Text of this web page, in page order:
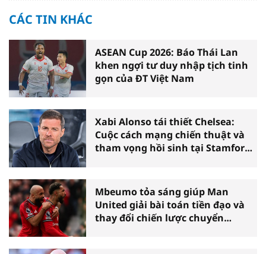
CÁC TIN KHÁC
ASEAN Cup 2026: Báo Thái Lan
khen ngợi tư duy nhập tịch tinh
gọn của ĐT Việt Nam
Xabi Alonso tái thiết Chelsea:
Cuộc cách mạng chiến thuật và
tham vọng hồi sinh tại Stamford
Mbeumo tỏa sáng giúp Man
United giải bài toán tiền đạo và
thay đổi chiến lược chuyển